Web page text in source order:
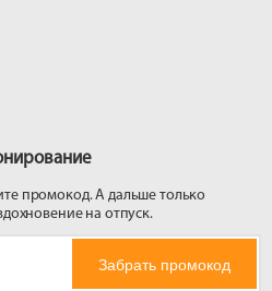
промокод. А дальше только
на отпуск.
Забрать промокод